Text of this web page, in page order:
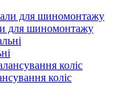
для шиномонтажу
коліс